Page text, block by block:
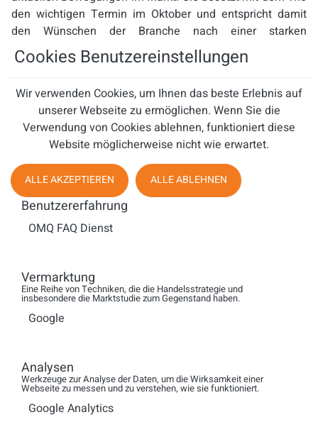
den wichtigen Termin im Oktober und entspricht damit
den Wünschen der Branche nach einer starken
Veranstaltung in der zweiten Jahreshälfte.
Woche der KommunikationMit dem 25. und 26. Oktober
2011 liegen die Partnerveranstaltungen Voice + Ip, Be
Connected und Digital Touch in der „Woche der
Kommunikation“. Die Initiative des Deutsche Verband für
Post, Informationstechnologie und Telekommunikation
e.V. (DVPT) bildet ein zeitliches Dach für eigenständige
Veranstaltungen rund um die Kommunikation in und von
Unternehmen. Partner des DVPT sind die
Technologie (BMWi).
weltweit über 1.770 Mitarbeitern das größte deutsche
Messeunternehmen. Der Konzern besitzt ein globales
Netz aus 28 Tochtergesellschaften, fünf Niederlassungen
und 52 internationalen Vertriebspartnern. Damit ist die
Cookies Benutzereinstellungen
Wir verwenden Cookies, um Ihnen das beste Erlebnis auf
unserer Webseite zu ermöglichen. Wenn Sie die
Verwendung von Cookies ablehnen, funktioniert diese
Website möglicherweise nicht wie erwartet.
ALLE AKZEPTIEREN ALLE ABLEHNEN
Benutzererfahrung
OMQ FAQ Dienst
Vermarktung
Eine Reihe von Techniken, die die Handelsstrategie und
insbesondere die Marktstudie zum Gegenstand haben.
Google
Analysen
Werkzeuge zur Analyse der Daten, um die Wirksamkeit einer
Webseite zu messen und zu verstehen, wie sie funktioniert.
Google Analytics